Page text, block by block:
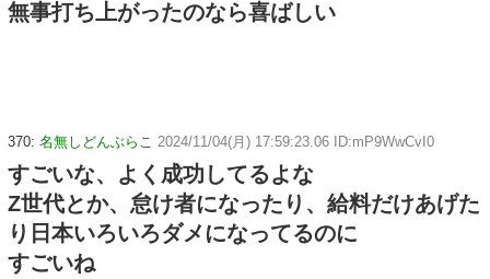
無事打ち上がったのなら喜ばしい
370: 名無しどんぶらこ 2024/11/04(月) 17:59:23.06 ID:mP9WwCvI0
すごいな、よく成功してるよな
Z世代とか、怠け者になったり、給料だけあげた
り日本いろいろダメになってるのに
すごいね